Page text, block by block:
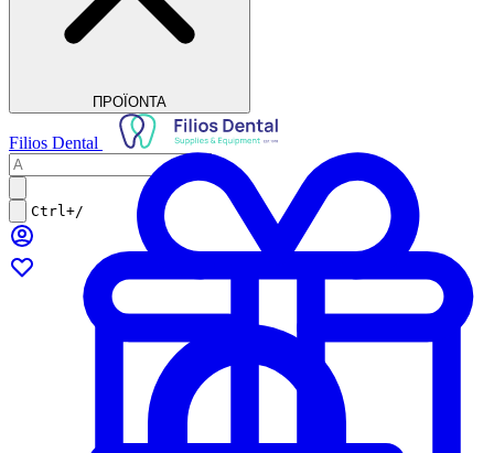
ΠΡΟΪΟΝΤΑ
Filios Dental
Ctrl+/